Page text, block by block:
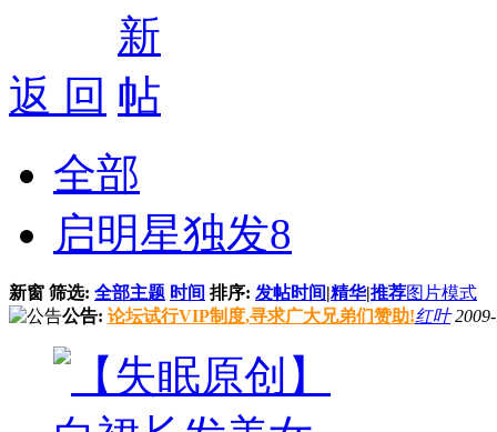
返 回
全部
启明星独发8
新窗 筛选: 全部主题 时间 排序: 发帖时间|精华|推荐图片模式
公告: 论坛试行VIP制度,寻求广大兄弟们赞助!红叶